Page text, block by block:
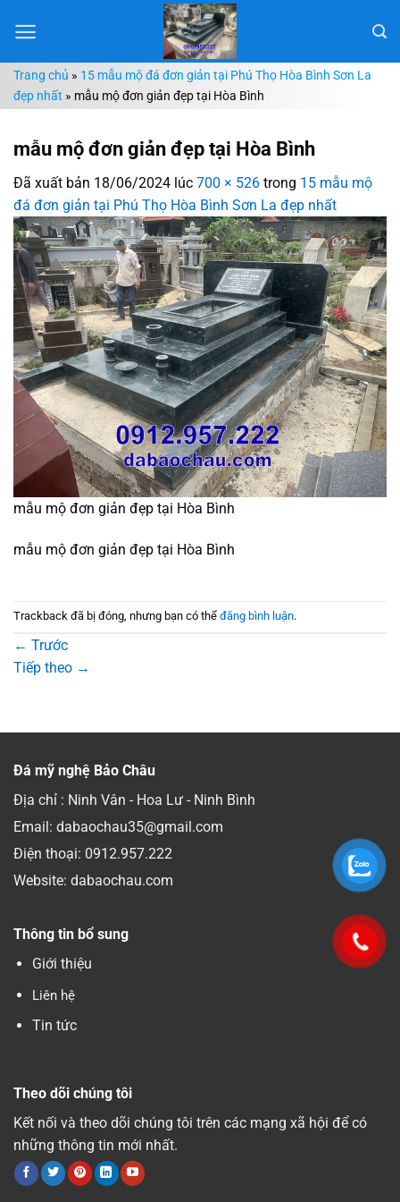
đến
dungTrang chủ » 15 mẫu mộ đá đơn giản tại Phú Thọ Hòa Bình Sơn La
đẹp nhất » mẫu mộ đơn giản đẹp tại Hòa Bình
mẫu mộ đơn giản đẹp tại Hòa Bình
Đã xuất bản 18/06/2024 lúc 700 × 526 trong 15 mẫu mộ
đá đơn giản tại Phú Thọ Hòa Bình Sơn La đẹp nhất
mẫu mộ đơn giản đẹp tại Hòa Bình
mẫu mộ đơn giản đẹp tại Hòa Bình
Trackback đã bị đóng, nhưng bạn có thể đăng bình luận.
← Trước
Tiếp theo →
Đá mỹ nghệ Bảo Châu
Địa chỉ : Ninh Vân - Hoa Lư - Ninh Bình
Email: dabaochau35@gmail.com
Điện thoại: 0912.957.222
Website: dabaochau.com
Thông tin bổ sung
Giới thiệu
Liên hệ
Tin tức
Theo dõi chúng tôi
Kết nối và theo dõi chúng tôi trên các mạng xã hội để có
những thông tin mới nhất.